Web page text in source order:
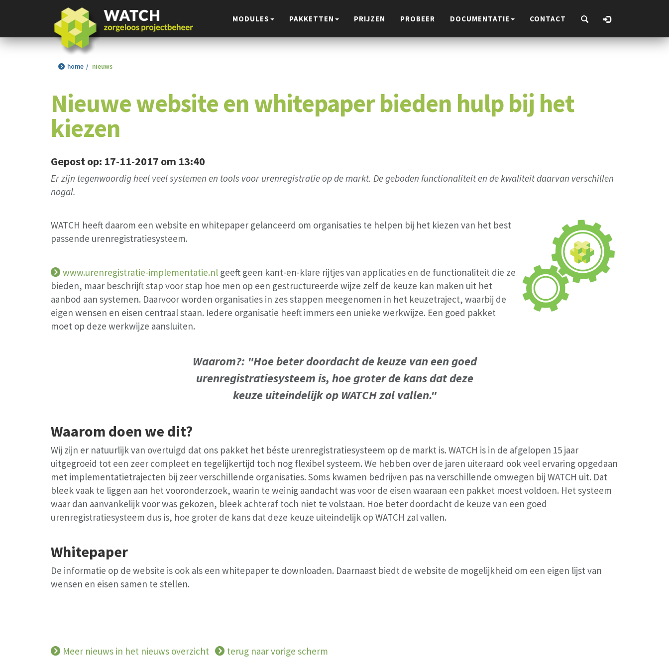
MODULES PAKKETTEN PRIJZEN PROBEER DOCUMENTATIE CONTACT
home nieuws
Nieuwe website en whitepaper bieden hulp bij het
kiezen
Gepost op: 17-11-2017 om 13:40
Er zijn tegenwoordig heel veel systemen en tools voor urenregistratie op de markt. De geboden functionaliteit en de kwaliteit daarvan verschillen
nogal.
WATCH heeft daarom een website en whitepaper gelanceerd om organisaties te helpen bij het kiezen van het best
passende urenregistratiesysteem.
www.urenregistratie-implementatie.nl geeft geen kant-en-klare rijtjes van applicaties en de functionaliteit die ze
bieden, maar beschrijft stap voor stap hoe men op een gestructureerde wijze zelf de keuze kan maken uit het
aanbod aan systemen. Daarvoor worden organisaties in zes stappen meegenomen in het keuzetraject, waarbij de
eigen wensen en eisen centraal staan. Iedere organisatie heeft immers een unieke werkwijze. Een goed pakket
moet op deze werkwijze aansluiten.
Waarom?: "Hoe beter doordacht de keuze van een goed
urenregistratiesysteem is, hoe groter de kans dat deze
keuze uiteindelijk op WATCH zal vallen."
Waarom doen we dit?
Wij zijn er natuurlijk van overtuigd dat ons pakket het béste urenregistratiesysteem op de markt is. WATCH is in de afgelopen 15 jaar
uitgegroeid tot een zeer compleet en tegelijkertijd toch nog flexibel systeem. We hebben over de jaren uiteraard ook veel ervaring opgedaan
met implementatietrajecten bij zeer verschillende organisaties. Soms kwamen bedrijven pas na verschillende omwegen bij WATCH uit. Dat
bleek vaak te liggen aan het vooronderzoek, waarin te weinig aandacht was voor de eisen waaraan een pakket moest voldoen. Het systeem
waar dan aanvankelijk voor was gekozen, bleek achteraf toch niet te volstaan. Hoe beter doordacht de keuze van een goed
urenregistratiesysteem dus is, hoe groter de kans dat deze keuze uiteindelijk op WATCH zal vallen.
Whitepaper
De informatie op de website is ook als een whitepaper te downloaden. Daarnaast biedt de website de mogelijkheid om een eigen lijst van
wensen en eisen samen te stellen.
Meer nieuws in het nieuws overzicht terug naar vorige scherm